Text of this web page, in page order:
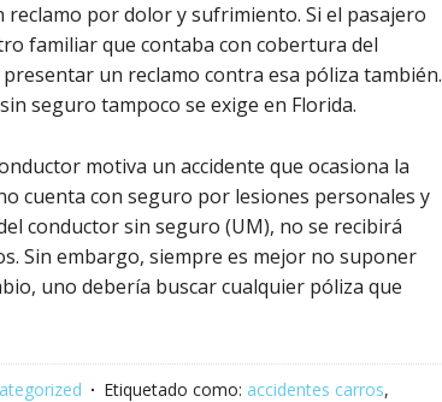
por dolor y sufrimiento. Si el pasajero
familiar que contaba con cobertura del
un reclamo contra esa póliza también.
seguro tampoco se exige en Florida.
motiva un accidente que ocasiona la
cuenta con seguro por lesiones personales y
conductor sin seguro (UM), no se recibirá
Sin embargo, siempre es mejor no suponer
uno debería buscar cualquier póliza que
Etiquetado como: accidentes carros,